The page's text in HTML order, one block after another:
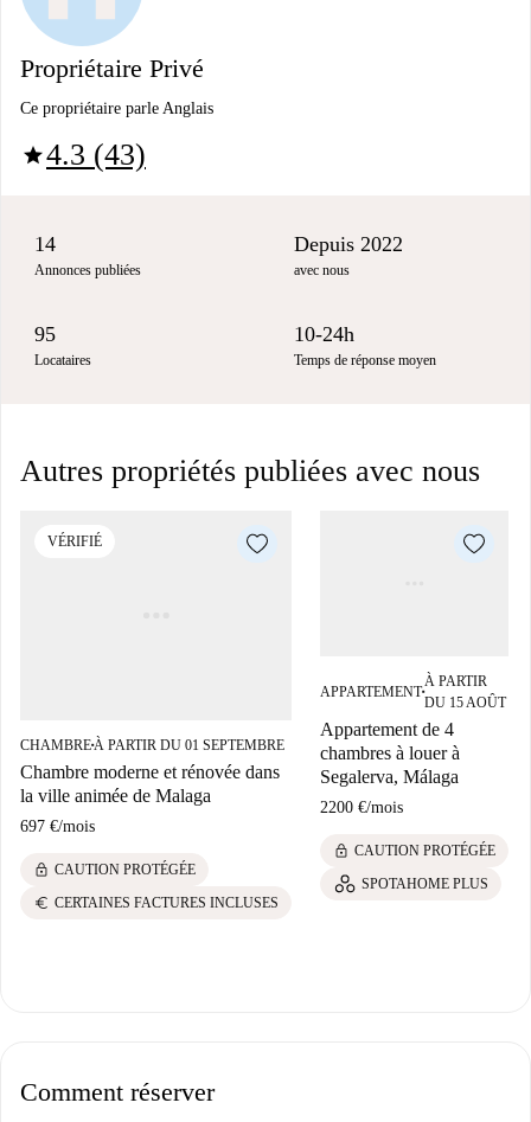
Propriétaire Privé
Ce propriétaire parle Anglais
star4.3 (43)
14
Annonces publiées
Depuis 2022
avec nous
95
Locataires
10-24h
Temps de réponse moyen
Autres propriétés publiées avec nous
VÉRIFIÉ
CHAMBRE■À PARTIR DU 01 SEPTEMBRE
Chambre moderne et rénovée dans
la ville animée de Malaga
697 €/mois
lock CAUTION PROTÉGÉE
euro CERTAINES FACTURES INCLUSES
APPARTEMENT■
À PARTIR
DU 15 AOÛT
Appartement de 4
chambres à louer à
Segalerva, Málaga
2200 €/mois
lock CAUTION PROTÉGÉE
SPOTAHOME PLUS
Comment réserver